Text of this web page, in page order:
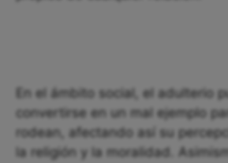
En el ámbito social, el adulterio
convertirse en un mal ejemplo
rodean, afectando así su
la religión y la moralidad.